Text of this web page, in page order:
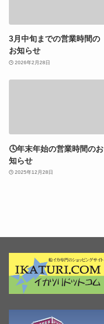
3月中旬までの営業時間の
お知らせ
2026年2月28日
🕓年末年始の営業時間のお
知らせ
2025年12月28日